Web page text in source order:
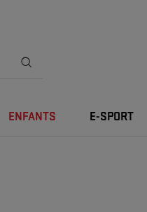
ENFANTS E-SPORT